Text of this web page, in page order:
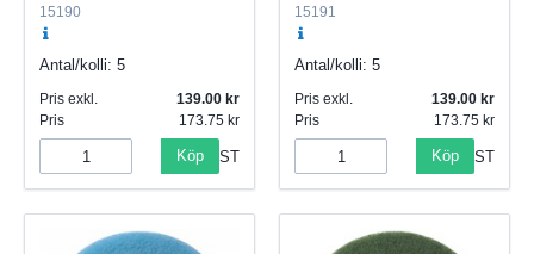
15190
Antal/kolli: 5
Pris exkl.
139.00
Pris
173.75
Köp ST
15191
Antal/kolli: 5
Pris exkl.
139.00
Pris
173.75
Köp ST